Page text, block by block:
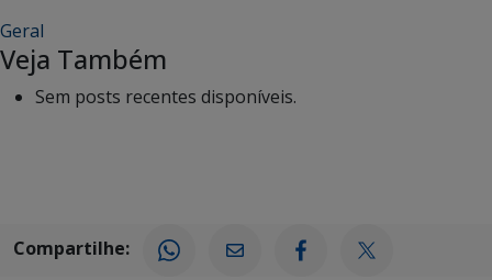
Geral
Veja Também
Sem posts recentes disponíveis.
Compartilhe: